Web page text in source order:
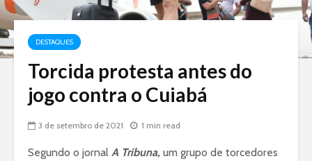
DESTAQUES
Torcida protesta antes do
jogo contra o Cuiabá
3 de setembro de 2021 1 min read
Segundo o jornal A Tribuna, um grupo de torcedores